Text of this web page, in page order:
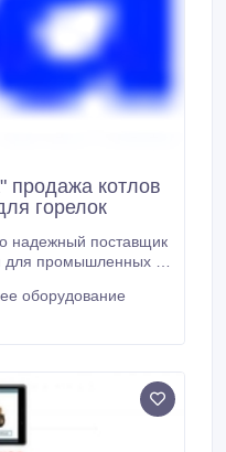
продажа котлов
горелок
надежный поставщик
для промышленных и
и газовые
топливные насосы.
оборудование